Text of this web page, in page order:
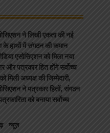
ने लिखी एकता की नई
के हाथों में संगठन की कमान
एसोसिएशन को मिला नया
और पत्रकार हित होंगे सर्वोच्च
मिली अध्यक्ष की जिम्मेदारी,
ने पत्रकार हितों, संगठन
को बनाया सर्वोच्च
न्यूज़